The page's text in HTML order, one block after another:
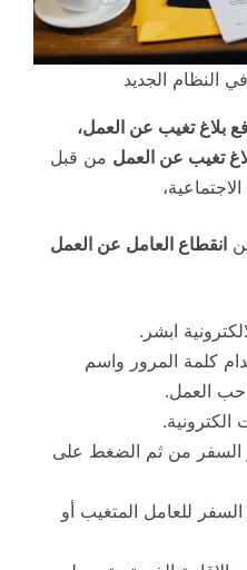
النظام الجديد
بلاغ تغيب عن العمل،
تغيب عن العمل من قبل
انقطاع العامل عن العمل
ابشر.
كلمة المرور واسم
العمل.
السفر من ثم الضغط على
للعامل المتغيب أو